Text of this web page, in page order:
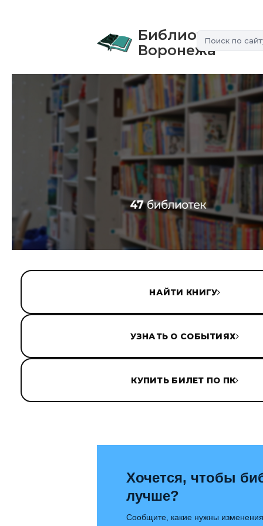
Библиотеки
Воронежа
НАЙТИ КНИГУ
УЗНАТЬ О СОБЫТИЯХ
КУПИТЬ БИЛЕТ ПО ПК
Хочется, чтобы
лучше?
Сообщите, какие нужны